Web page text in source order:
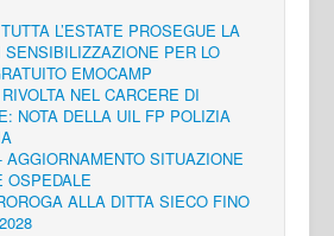
L’ESTATE PROSEGUE LA
SENSIBILIZZAZIONE PER LO
EMOCAMP
NEL CARCERE DI
NOTA DELLA UIL FP POLIZIA
AGGIORNAMENTO SITUAZIONE
OSPEDALE
ALLA DITTA SIECO FINO